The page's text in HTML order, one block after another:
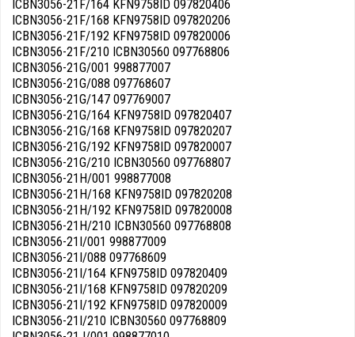
ICBN3056-21F/164 KFN9758ID 097820406
ICBN3056-21F/168 KFN9758ID 097820206
ICBN3056-21F/192 KFN9758ID 097820006
ICBN3056-21F/210 ICBN30560 097768806
ICBN3056-21G/001 998877007
ICBN3056-21G/088 097768607
ICBN3056-21G/147 097769007
ICBN3056-21G/164 KFN9758ID 097820407
ICBN3056-21G/168 KFN9758ID 097820207
ICBN3056-21G/192 KFN9758ID 097820007
ICBN3056-21G/210 ICBN30560 097768807
ICBN3056-21H/001 998877008
ICBN3056-21H/168 KFN9758ID 097820208
ICBN3056-21H/192 KFN9758ID 097820008
ICBN3056-21H/210 ICBN30560 097768808
ICBN3056-21I/001 998877009
ICBN3056-21I/088 097768609
ICBN3056-21I/164 KFN9758ID 097820409
ICBN3056-21I/168 KFN9758ID 097820209
ICBN3056-21I/192 KFN9758ID 097820009
ICBN3056-21I/210 ICBN30560 097768809